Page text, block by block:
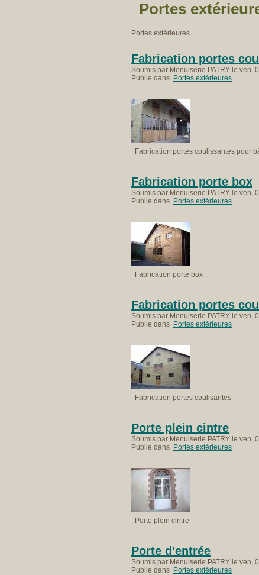
Portes
Portes extérieures
Fabrication portes
Soumis par Menuiserie PATRY le ven,
Publie dans Portes extérieures
Fabrication portes coulissantes pour
Fabrication porte box
Soumis par Menuiserie PATRY le ven,
Publie dans Portes extérieures
Fabrication porte box
Fabrication portes
Soumis par Menuiserie PATRY le ven,
Publie dans Portes extérieures
Fabrication portes coulisantes
Porte plein cintre
Soumis par Menuiserie PATRY le ven,
Publie dans Portes extérieures
Porte plein cintre
Porte d'entrée
Soumis par Menuiserie PATRY le ven,
Publie dans Portes extérieures